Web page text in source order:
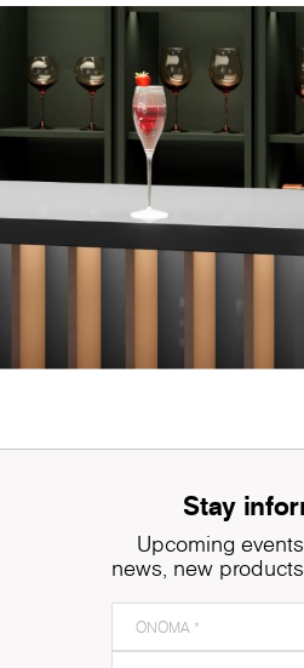
Stay
Upcoming
news, new